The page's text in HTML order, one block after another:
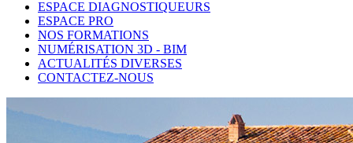
ESPACE DIAGNOSTIQUEURS
ESPACE PRO
NOS FORMATIONS
NUMÉRISATION 3D - BIM
ACTUALITÉS DIVERSES
CONTACTEZ-NOUS